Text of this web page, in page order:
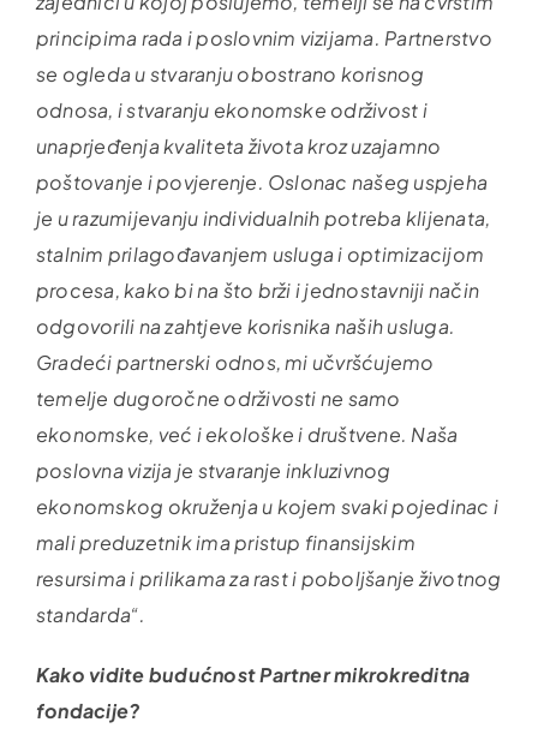
principima rada i poslovnim vizijama. Partnerstvo
se ogleda u stvaranju obostrano korisnog
odnosa, i stvaranju ekonomske održivost i
unaprjeđenja kvaliteta života kroz uzajamno
poštovanje i povjerenje. Oslonac našeg uspjeha
je u razumijevanju individualnih potreba klijenata,
stalnim prilagođavanjem usluga i optimizacijom
procesa, kako bi na što brži i jednostavniji način
odgovorili na zahtjeve korisnika naših usluga.
Gradeći partnerski odnos, mi učvršćujemo
temelje dugoročne održivosti ne samo
ekonomske, već i ekološke i društvene. Naša
poslovna vizija je stvaranje inkluzivnog
ekonomskog okruženja u kojem svaki pojedinac i
mali preduzetnik ima pristup finansijskim
resursima i prilikama za rast i poboljšanje životnog
standarda“.
Kako vidite budućnost Partner mikrokreditna
fondacije?